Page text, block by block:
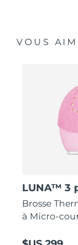
VOUS
LUNA™ 3
Brosse
à Micro-